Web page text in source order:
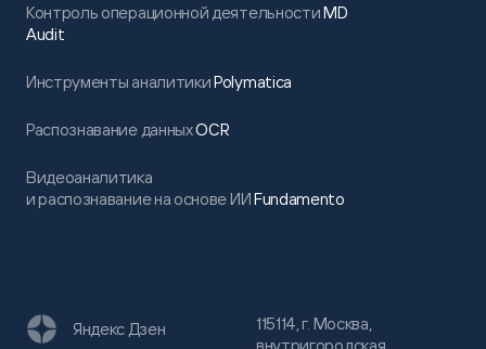
Контроль операционной деятельностиMD
Audit
Инструменты аналитикиPolymatica
Распознавание данныхOCR
Видеоаналитика
и распознавание на основе ИИFundamento
115114, г. Москва,
Яндекс Дзен